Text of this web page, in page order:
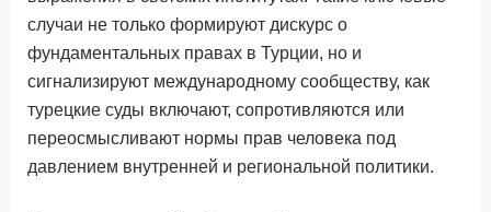
случаи не только формируют дискурс о
фундаментальных правах в Турции, но и
сигнализируют международному сообществу, как
турецкие суды включают, сопротивляются или
переосмысливают нормы прав человека под
давлением внутренней и региональной политики.